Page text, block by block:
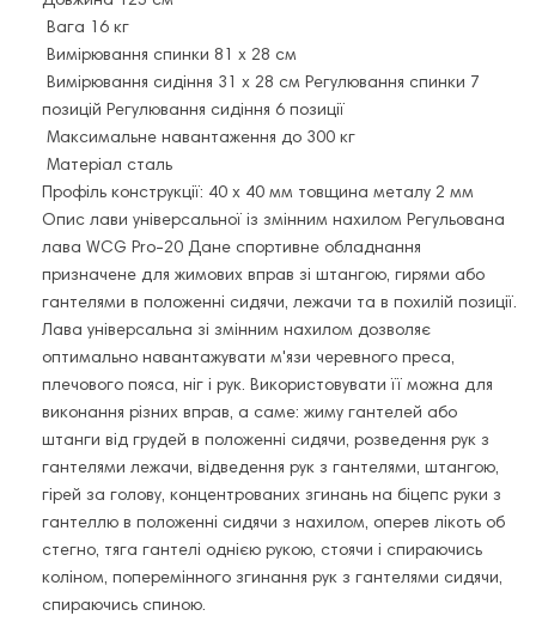
Вага 16 кг
Вимірювання спинки 81 x 28 см
Вимірювання сидіння 31 x 28 см Регулювання спинки 7
позицій Регулювання сидіння 6 позиції
Максимальне навантаження до 300 кг
Матеріал сталь
Профіль конструкції: 40 х 40 мм товщина металу 2 мм
Опис лави універсальної із змінним нахилом Регульована
лава WCG Pro-20 Дане спортивне обладнання
призначене для жимових вправ зі штангою, гирями або
гантелями в положенні сидячи, лежачи та в похилій позиції.
Лава універсальна зі змінним нахилом дозволяє
оптимально навантажувати м'язи черевного преса,
плечового пояса, ніг і рук. Використовувати її можна для
виконання різних вправ, а саме: жиму гантелей або
штанги від грудей в положенні сидячи, розведення рук з
гантелями лежачи, відведення рук з гантелями, штангою,
гірей за голову, концентрованих згинань на біцепс руки з
гантеллю в положенні сидячи з нахилом, оперев лікоть об
стегно, тяга гантелі однією рукою, стоячи і спираючись
коліном, поперемінного згинання рук з гантелями сидячи,
спираючись спиною.